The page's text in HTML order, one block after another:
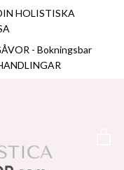
HOLISTISKA
- Bokningsbar